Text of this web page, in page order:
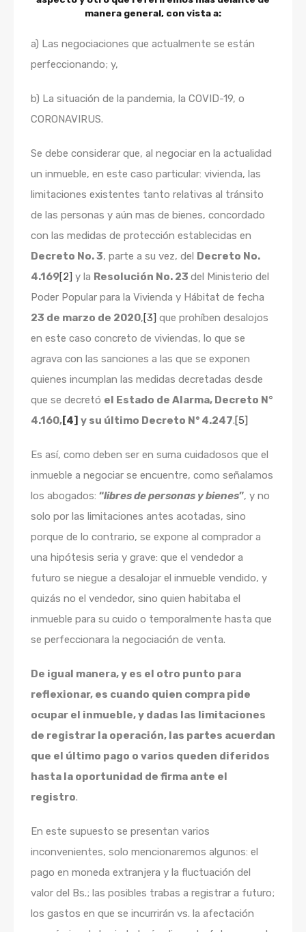
manera general, con vista a:
a) Las negociaciones que actualmente se están
perfeccionando; y,
b) La situación de la pandemia, la COVID-19, o
CORONAVIRUS.
Se debe considerar que, al negociar en la actualidad
un inmueble, en este caso particular: vivienda, las
limitaciones existentes tanto relativas al tránsito
de las personas y aún mas de bienes, concordado
con las medidas de protección establecidas en
Decreto No. 3, parte a su vez, del Decreto No.
4.169[2] y la Resolución No. 23 del Ministerio del
Poder Popular para la Vivienda y Hábitat de fecha
23 de marzo de 2020,[3] que prohíben desalojos
en este caso concreto de viviendas, lo que se
agrava con las sanciones a las que se exponen
quienes incumplan las medidas decretadas desde
que se decretó el Estado de Alarma, Decreto N°
4.160,[4] y su último Decreto N° 4.247.[5]
Es así, como deben ser en suma cuidadosos que el
inmueble a negociar se encuentre, como señalamos
los abogados: “libres de personas y bienes”, y no
solo por las limitaciones antes acotadas, sino
porque de lo contrario, se expone al comprador a
una hipótesis seria y grave: que el vendedor a
futuro se niegue a desalojar el inmueble vendido, y
quizás no el vendedor, sino quien habitaba el
inmueble para su cuido o temporalmente hasta que
se perfeccionara la negociación de venta.
De igual manera, y es el otro punto para
reflexionar, es cuando quien compra pide
ocupar el inmueble, y dadas las limitaciones
de registrar la operación, las partes acuerdan
que el último pago o varios queden diferidos
hasta la oportunidad de firma ante el
registro.
En este supuesto se presentan varios
inconvenientes, solo mencionaremos algunos: el
pago en moneda extranjera y la fluctuación del
valor del Bs.; las posibles trabas a registrar a futuro;
los gastos en que se incurrirán vs. la afectación